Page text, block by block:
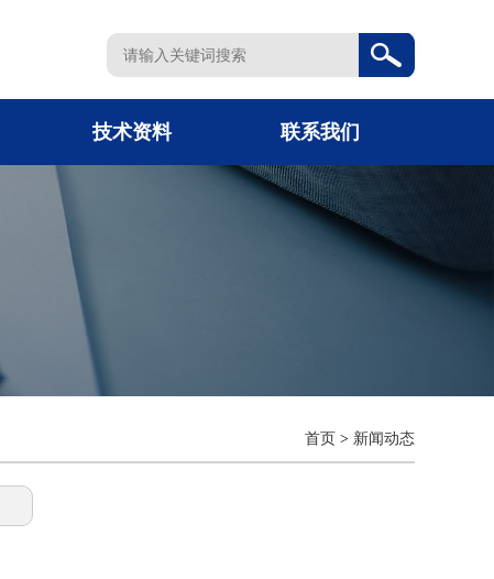
技术资料 联系我们
首页 > 新闻动态